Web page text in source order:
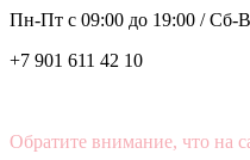
Пн-Пт с 09:00 до 19:00 /Сб-
+7 901 611 42 10
Обратите внимание, что на